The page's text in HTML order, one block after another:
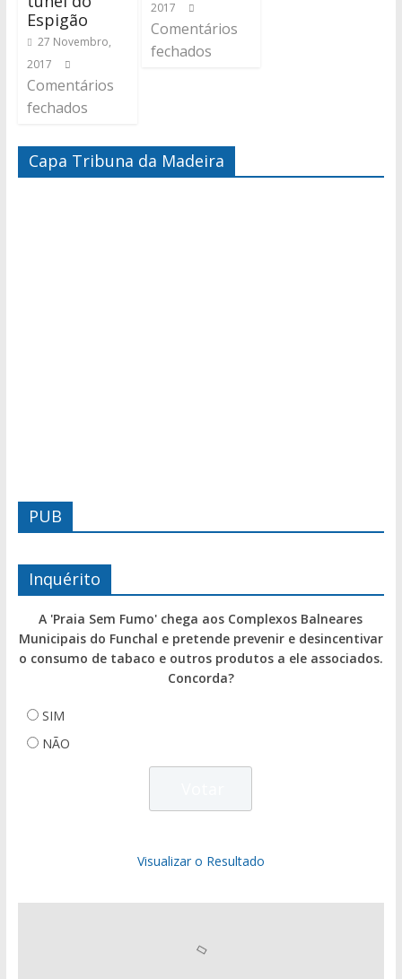
Espigão
27 Novembro,
2017
Comentários
fechados
2017
Comentários
fechados
Capa Tribuna da Madeira
PUB
Inquérito
A 'Praia Sem Fumo' chega aos Complexos Balneares
Municipais do Funchal e pretende prevenir e desincentivar
o consumo de tabaco e outros produtos a ele associados.
Concorda?
SIM
NÃO
Visualizar o Resultado